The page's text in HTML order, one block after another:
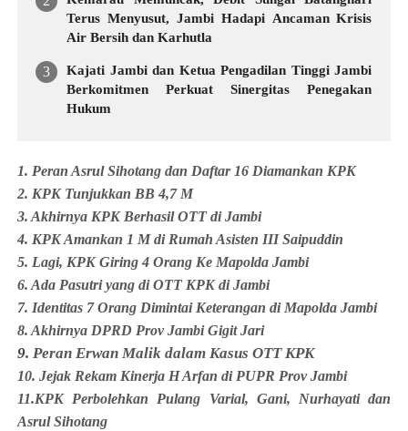
Terus Menyusut, Jambi Hadapi Ancaman Krisis
Air Bersih dan Karhutla
Kajati Jambi dan Ketua Pengadilan Tinggi Jambi
Berkomitmen Perkuat Sinergitas Penegakan
Hukum
1. Peran Asrul Sihotang dan Daftar 16 Diamankan KPK
2. KPK Tunjukkan BB 4,7 M
3. Akhirnya KPK Berhasil OTT di Jambi
4. KPK Amankan 1 M di Rumah Asisten III Saipuddin
5. Lagi, KPK Giring 4 Orang Ke Mapolda Jambi
6. Ada Pasutri yang di OTT KPK di Jambi
7. Identitas 7 Orang Dimintai Keterangan di Mapolda Jambi
8. Akhirnya DPRD Prov Jambi Gigit Jari
9. Peran Erwan Malik dalam Kasus OTT KPK
10. Jejak Rekam Kinerja H Arfan di PUPR Prov Jambi
11.KPK Perbolehkan Pulang Varial, Gani, Nurhayati dan
Asrul Sihotang